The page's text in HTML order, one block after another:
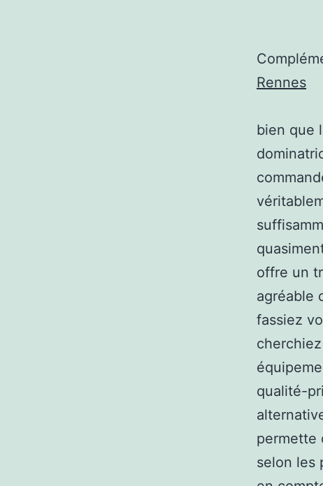
Rennes
bien que
offre un
agréable
fassiez
qualité-
permette
selon les